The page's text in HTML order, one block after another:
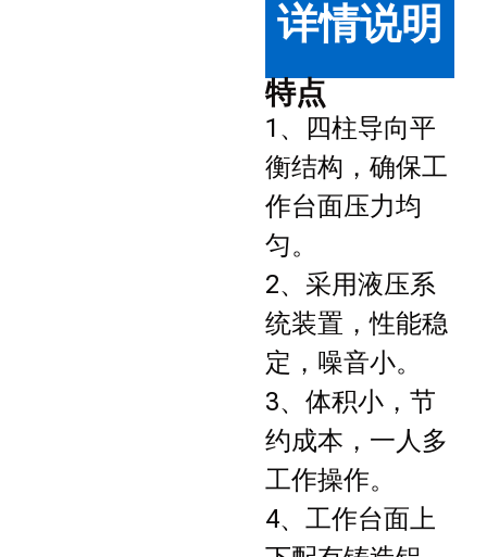
详情说明
特点
1、四柱导向平
衡结构，确保工
作台面压力均
匀。
2、采用液压系
统装置，性能稳
定，噪音小。
3、体积小，节
约成本，一人多
工作操作。
4、工作台面上